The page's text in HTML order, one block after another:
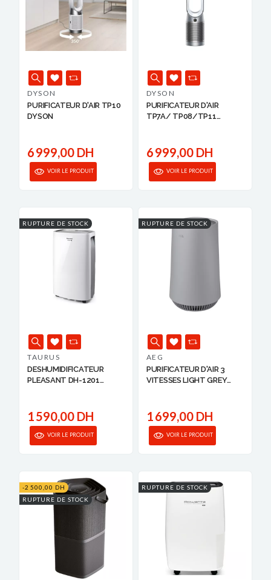
DYSON
PURIFICATEUR D'AIR TP10
DYSON
6 999,00 DH
VOIR LE PRODUIT
DYSON
PURIFICATEUR D'AIR
TP7A/ TP08/TP11
6 999,00 DH
VOIR LE PRODUIT
RUPTURE DE STOCK
TAURUS
DESHUMIDIFICATEUR
PLEASANT DH-1201
1 590,00 DH
VOIR LE PRODUIT
RUPTURE DE STOCK
AEG
PURIFICATEUR D'AIR 3
VITESSES LIGHT GREY
1 699,00 DH
VOIR LE PRODUIT
-2 500,00 DH
RUPTURE DE STOCK
RUPTURE DE STOCK